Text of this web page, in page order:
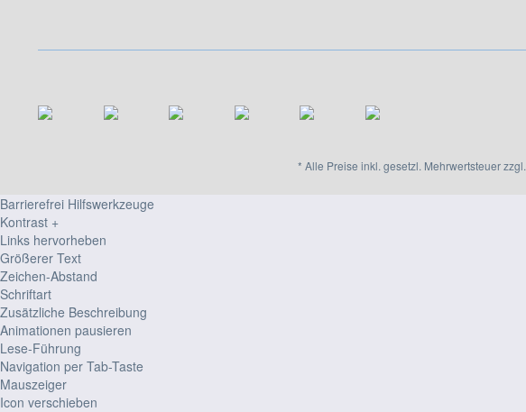
* Alle Preise inkl. gesetzl. Mehrwertsteuer zzgl.
Barrierefrei Hilfswerkzeuge
Kontrast +
Links hervorheben
Größerer Text
Zeichen-Abstand
Schriftart
Zusätzliche Beschreibung
Animationen pausieren
Lese-Führung
Navigation per Tab-Taste
Mauszeiger
Icon verschieben